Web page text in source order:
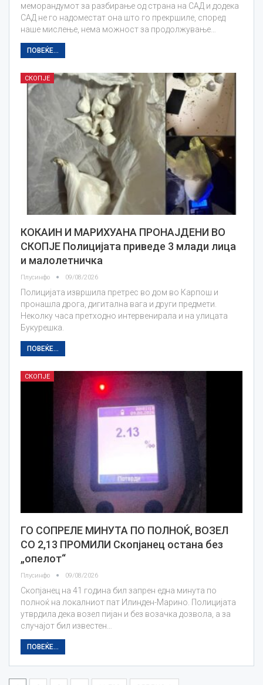
меморандумот за разбирање од страна на САД и додека
САД не го надоместат она што го прекршиле, според
наше мислење, нема можност за продолжување…
ПОВЕЌЕ...
СКОПЈЕ
КОКАИН И МАРИХУАНА ПРОНАЈДЕНИ ВО
СКОПЈЕ Полицијата приведе 3 млади лица
и малолетничка
Плусинфо 09/08/2026
Полицијата извршила претрес во дом во Карпош и
пронашла дрога, дигитална вага и други предмети.
Неколку часа претходно интервенирала и на улицата
Букурешка.
ПОВЕЌЕ...
СКОПЈЕ
ГО СОПРЕЛЕ МИНУТА ПО ПОЛНОЌ, ВОЗЕЛ
СО 2,13 ПРОМИЛИ Скопјанец остана без
„опелот“
Плусинфо 09/08/2026
Скопјанец на 41 година бил запрен една минута по
полноќ на локалниот пат Илинден-Марино. Полицијата
утврдила дека возел пијан и без возачка дозвола, а за
случајот бил известен…
ПОВЕЌЕ...